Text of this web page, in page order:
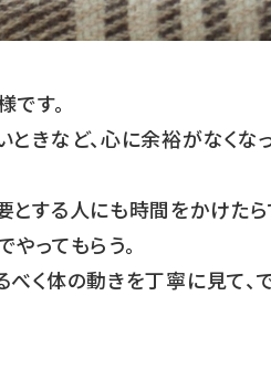
す。
ときなど、心に余裕がなく
とする人にも時間をかけたら
ってもらう。
べく体の動きを丁寧に見て